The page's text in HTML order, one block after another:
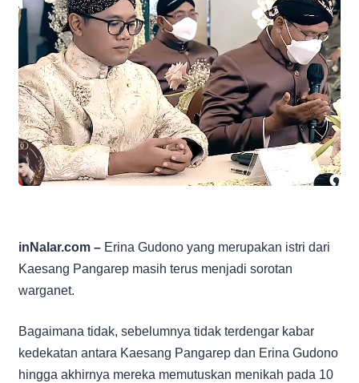
inNalar.com – Erina Gudono yang merupakan istri dari
Kaesang Pangarep masih terus menjadi sorotan
warganet.
Bagaimana tidak, sebelumnya tidak terdengar kabar
kedekatan antara Kaesang Pangarep dan Erina Gudono
hingga akhirnya mereka memutuskan menikah pada 10